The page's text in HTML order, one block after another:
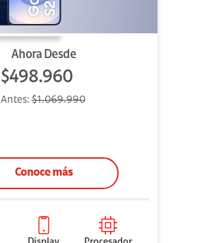
Ahora Desde
$498.960
Antes:$1.069.990
Conoce más